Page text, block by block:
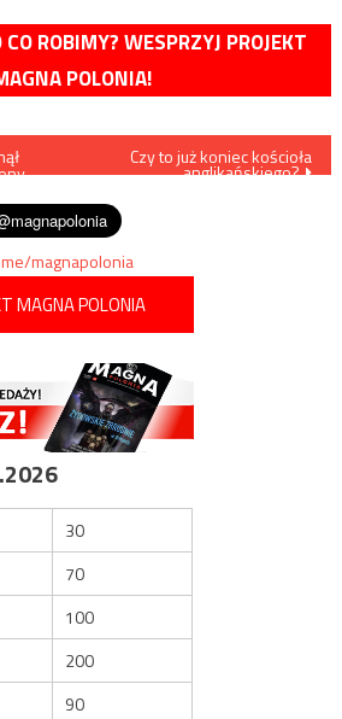
ROBIMY? WESPRZYJ PROJEKT
POLONIA!
Czy to już koniec kościoła
anglikańskiego?
magnapolonia
MAGNA POLONIA
30
70
100
200
90